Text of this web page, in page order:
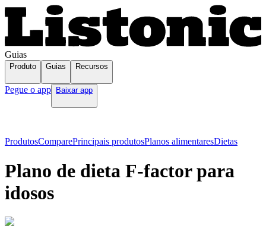
Guias
Produto Guias Recursos
Pegue o app Baixar app
ProdutosComparePrincipais produtosPlanos alimentaresDietas
Plano de dieta F-factor para
idosos